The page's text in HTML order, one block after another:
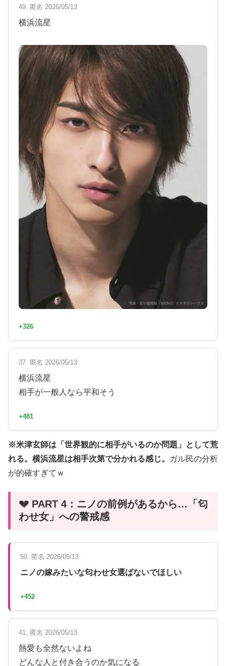
49. 匿名 2026/05/13
横浜流星
+326
37. 匿名 2026/05/13
横浜流星
相手が一般人なら平和そう
+481
※米津玄師は「世界観的に相手がいるのか問題」として荒
れる。横浜流星は相手次第で分かれる感じ。
ガル民の分析
が的確すぎてｗ
💔 PART 4：ニノの前例があるから…「匂
わせ女」への警戒感
50. 匿名 2026/05/13
ニノの嫁みたいな匂わせ女選ばないでほしい
+452
41. 匿名 2026/05/13
熱愛も全然ないよね
どんな人と付き合うのか気になる